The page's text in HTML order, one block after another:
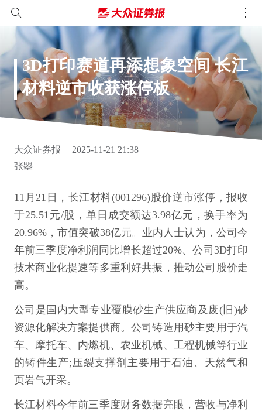
3D打印赛道再添想象空间 长江
材料逆市收获涨停板
大众证券报
2025-11-21 21:38
张曌
11月21日，长江材料(001296)股价逆市涨停，报收
于25.51元/股，单日成交额达3.98亿元，换手率为
20.96%，市值突破38亿元。业内人士认为，公司今
年前三季度净利润同比增长超过20%、公司3D打印
技术商业化提速等多重利好共振，推动公司股价走
高。
公司是国内大型专业覆膜砂生产供应商及废(旧)砂
资源化解决方案提供商。公司铸造用砂主要用于汽
车、摩托车、内燃机、农业机械、工程机械等行业
的铸件生产;压裂支撑剂主要用于石油、天然气和
页岩气开采。
长江材料今年前三季度财务数据亮眼，营收与净利